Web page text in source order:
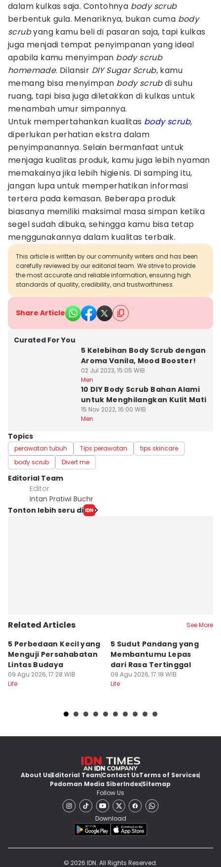
dalam kulkas saja. Contohnya body scrub
berbentuk gula. Menariknya, bukan cuma body
scrubyang kamu beli di pasaran saja, tapi kulkas
juga menjadi tempat penyimpanan yang ideal
apabila kamu menyimpan body scrub
homemade. Dilansir DIY Sugar Scrub, kamu
memang bisa menyimpan body scrubdi suhu
ruang, tapi bisa juga diletakkan di kulkas untuk
menambah umur simpannya.
Untuk mempertahankan kualitas body scrub,
diperlukan perhatian ekstra dalam
penyimpanannya. Selain bermanfaat untuk
menjaga kualitas produk, kamu juga lebih nyaman
memakainya jika lebih higienis. Di samping itu,
jangan lupa untuk memperhatikan informasi
tertera pada kemasan. Beberapa produk
biasanya memiliki maksimal masa simpan ketika
segel sudah dibuka, sehingga kamu bisa tetap
menggunakannya dalam kualitas terbaik.
This article is written by our community writers and has been
carefully reviewed by our editorial team. We strive to provide
the most accurate and reliable information, ensuring high
standards of quality, credibility, and trustworthiness.
Share Article
Curated For You
5 Kelebihan Body Scrub dengan
Aroma Vanila, Mood Booster!
02 Jul 2023, 15:05 WIB
Men
10 DIY Body Scrub Bahan Alami
untuk Menghilangkan Kulit Mati
15 Nov 2022, 16:00 WIB
Men
Topics
perawatan tubuh Tips perawatan
tips skincare
body scrub
Divert me
Editorial Team
Editor
Intan Pratiwi Buchr
Tonton lebih seru di
Related Articles See More
5 Perbedaan Kecil yang
Menguji Persahabatan
Lintas Budaya
09 Agu 2026, 17:28 WIB
Life
5 Sudut Pandang yang
Membantumu Lepas
dari Rasa Tertinggal
09 Agu 2026, 17:18 WIB
Life
About UsEditorial TeamContact UsTerms of Services
Pedoman Media SiberIndexSitemap
Follow Us
Download
© 2026 IDN. All Rights Reserved.